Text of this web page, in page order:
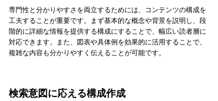
専門性と分かりやすさを両立するためには、コンテンツの構成を
工夫することが重要です。まず基本的な概念や背景を説明し、段
階的に詳細な情報を提供する構成にすることで、幅広い読者層に
対応できます。また、図表や具体例を効果的に活用することで、
複雑な内容も分かりやすく伝えることが可能です。
検索意図に応える構成作成